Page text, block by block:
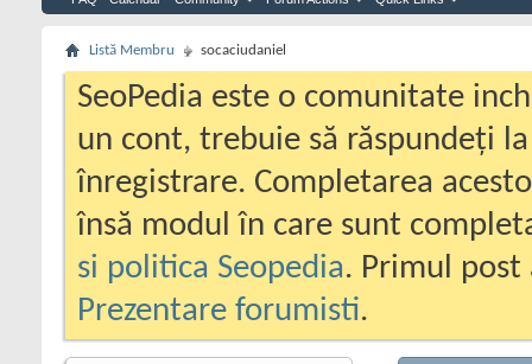
Listă Membru socaciudaniel
SeoPedia este o comunitate
un cont, trebuie să răspundeți
înregistrare. Completarea
însă modul în care sunt
si politica Seopedia. Primul
Prezentare forumisti.